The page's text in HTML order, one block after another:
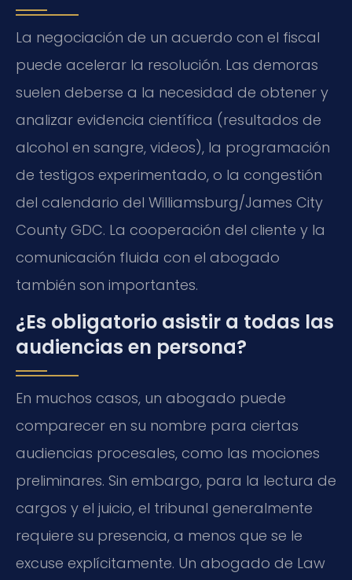
La negociación de un acuerdo con el fiscal
puede acelerar la resolución. Las demoras
suelen deberse a la necesidad de obtener y
analizar evidencia científica (resultados de
alcohol en sangre, videos), la programación
de testigos experimentado, o la congestión
del calendario del Williamsburg/James City
County GDC. La cooperación del cliente y la
comunicación fluida con el abogado
también son importantes.
¿Es obligatorio asistir a todas las
audiencias en persona?
En muchos casos, un abogado puede
comparecer en su nombre para ciertas
audiencias procesales, como las mociones
preliminares. Sin embargo, para la lectura de
cargos y el juicio, el tribunal generalmente
requiere su presencia, a menos que se le
excuse explícitamente. Un abogado de Law